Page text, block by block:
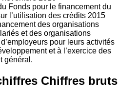
Fonds pour le financement du
l’utilisation des crédits 2015
des organisations
et des organisations
pour leurs activités
et à l’exercice des
général.
Chiffres bruts